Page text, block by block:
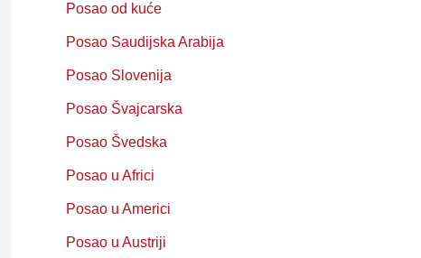
Posao od kuće
Posao Saudijska Arabija
Posao Slovenija
Posao Švajcarska
Posao Švedska
Posao u Africi
Posao u Americi
Posao u Austriji